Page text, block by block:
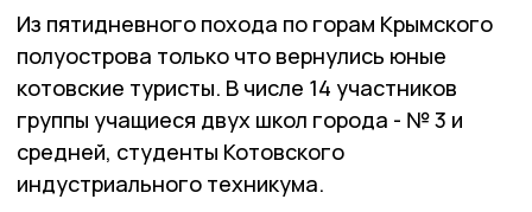
Из пятидневного похода по горам Крымского
полуострова только что вернулись юные
котовские туристы. В числе 14 участников
группы учащиеся двух школ города - № 3 и
средней, студенты Котовского
индустриального техникума.